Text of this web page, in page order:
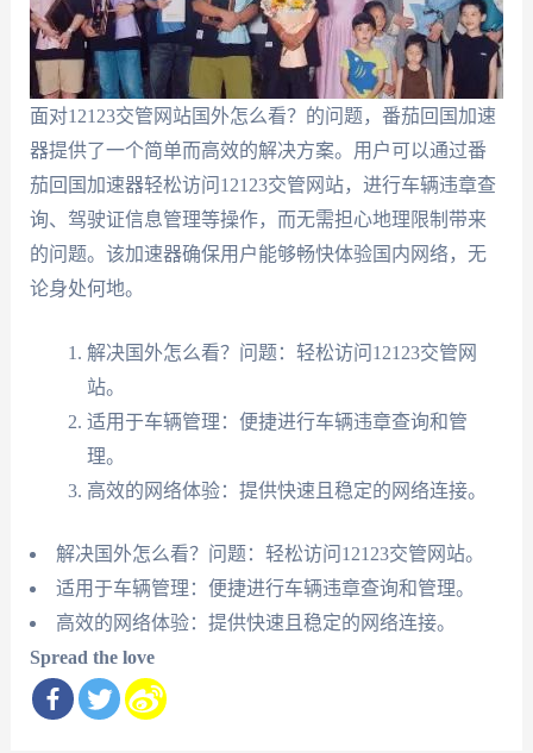
面对12123交管网站国外怎么看？的问题，番茄回国加速
器提供了一个简单而高效的解决方案。用户可以通过番
茄回国加速器轻松访问12123交管网站，进行车辆违章查
询、驾驶证信息管理等操作，而无需担心地理限制带来
的问题。该加速器确保用户能够畅快体验国内网络，无
论身处何地。
解决国外怎么看？问题：轻松访问12123交管网
站。
适用于车辆管理：便捷进行车辆违章查询和管
理。
高效的网络体验：提供快速且稳定的网络连接。
解决国外怎么看？问题：轻松访问12123交管网站。
适用于车辆管理：便捷进行车辆违章查询和管理。
高效的网络体验：提供快速且稳定的网络连接。
Spread the love